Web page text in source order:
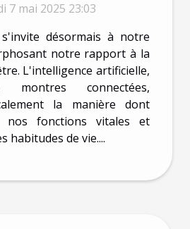
le suivi de
7 mai 2025 23:03
désormais à notre
notre rapport à la
L'intelligence artificielle,
montres connectées,
la manière dont
nos fonctions vitales et
habitudes de vie....